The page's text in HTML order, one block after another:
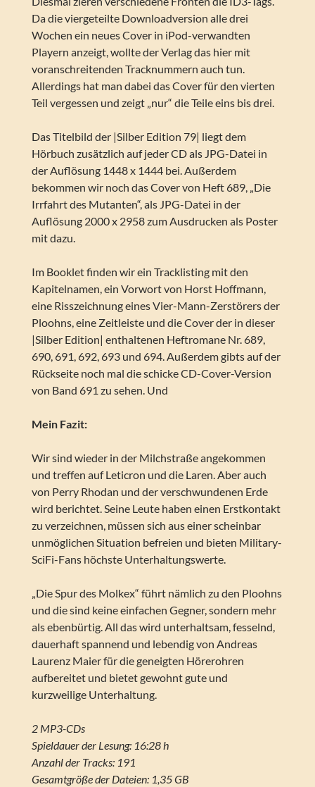
Da die viergeteilte Downloadversion alle drei
Wochen ein neues Cover in iPod-verwandten
Playern anzeigt, wollte der Verlag das hier mit
voranschreitenden Tracknummern auch tun.
Allerdings hat man dabei das Cover für den vierten
Teil vergessen und zeigt „nur“ die Teile eins bis drei.
Das Titelbild der |Silber Edition 79| liegt dem
Hörbuch zusätzlich auf jeder CD als JPG-Datei in
der Auflösung 1448 x 1444 bei. Außerdem
bekommen wir noch das Cover von Heft 689, „Die
Irrfahrt des Mutanten“, als JPG-Datei in der
Auflösung 2000 x 2958 zum Ausdrucken als Poster
mit dazu.
Im Booklet finden wir ein Tracklisting mit den
Kapitelnamen, ein Vorwort von Horst Hoffmann,
eine Risszeichnung eines Vier-Mann-Zerstörers der
Ploohns, eine Zeitleiste und die Cover der in dieser
|Silber Edition| enthaltenen Heftromane Nr. 689,
690, 691, 692, 693 und 694. Außerdem gibts auf der
Rückseite noch mal die schicke CD-Cover-Version
von Band 691 zu sehen. Und
Mein Fazit:
Wir sind wieder in der Milchstraße angekommen
und treffen auf Leticron und die Laren. Aber auch
von Perry Rhodan und der verschwundenen Erde
wird berichtet. Seine Leute haben einen Erstkontakt
zu verzeichnen, müssen sich aus einer scheinbar
unmöglichen Situation befreien und bieten Military-
SciFi-Fans höchste Unterhaltungswerte.
„Die Spur des Molkex“ führt nämlich zu den Ploohns
und die sind keine einfachen Gegner, sondern mehr
als ebenbürtig. All das wird unterhaltsam, fesselnd,
dauerhaft spannend und lebendig von Andreas
Laurenz Maier für die geneigten Hörerohren
aufbereitet und bietet gewohnt gute und
kurzweilige Unterhaltung.
2 MP3-CDs
Spieldauer der Lesung: 16:28 h
Anzahl der Tracks: 191
Gesamtgröße der Dateien: 1,35 GB